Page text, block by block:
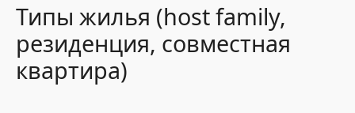
Типы жилья (host family,
резиденция, совместная
квартира)